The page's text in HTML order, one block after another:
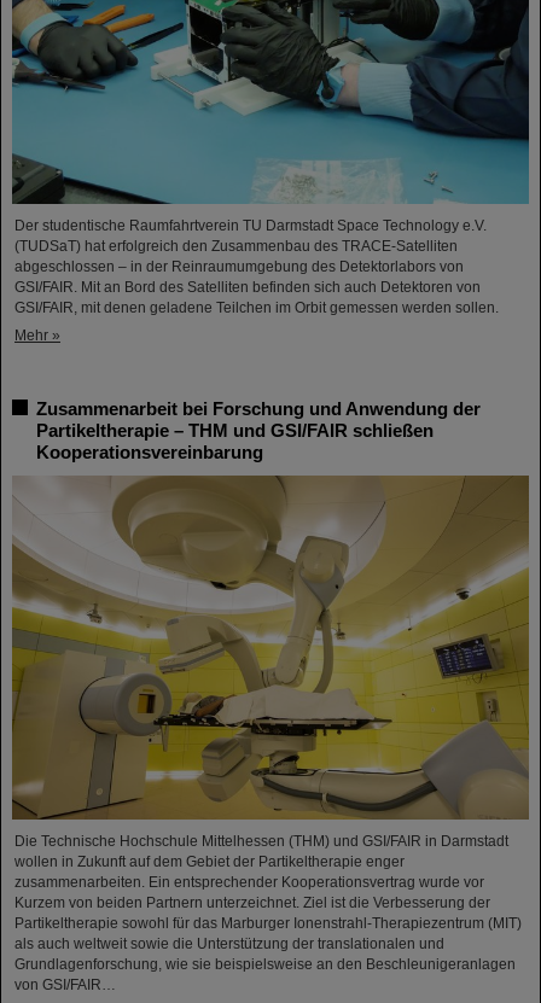
Der studentische Raumfahrtverein TU Darmstadt Space Technology e.V.
(TUDSaT) hat erfolgreich den Zusammenbau des TRACE-Satelliten
abgeschlossen – in der Reinraumumgebung des Detektorlabors von
GSI/FAIR. Mit an Bord des Satelliten befinden sich auch Detektoren von
GSI/FAIR, mit denen geladene Teilchen im Orbit gemessen werden sollen.
Mehr »
Zusammenarbeit bei Forschung und Anwendung der
Partikeltherapie – THM und GSI/FAIR schließen
Kooperationsvereinbarung
Die Technische Hochschule Mittelhessen (THM) und GSI/FAIR in Darmstadt
wollen in Zukunft auf dem Gebiet der Partikeltherapie enger
zusammenarbeiten. Ein entsprechender Kooperationsvertrag wurde vor
Kurzem von beiden Partnern unterzeichnet. Ziel ist die Verbesserung der
Partikeltherapie sowohl für das Marburger Ionenstrahl-Therapiezentrum (MIT)
als auch weltweit sowie die Unterstützung der translationalen und
Grundlagenforschung, wie sie beispielsweise an den Beschleunigeranlagen
von GSI/FAIR…